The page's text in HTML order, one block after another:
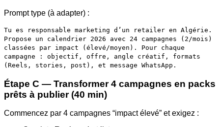
Prompt type (à adapter) :
Tu es responsable marketing d’un retailer en Algérie.
Propose un calendrier 2026 avec 24 campagnes (2/mois)
classées par impact (élevé/moyen). Pour chaque
campagne : objectif, offre, angle créatif, formats
(Reels, stories, post), et message WhatsApp.
Étape C — Transformer 4 campagnes en packs
prêts à publier (40 min)
Commencez par 4 campagnes “impact élevé” et exigez :